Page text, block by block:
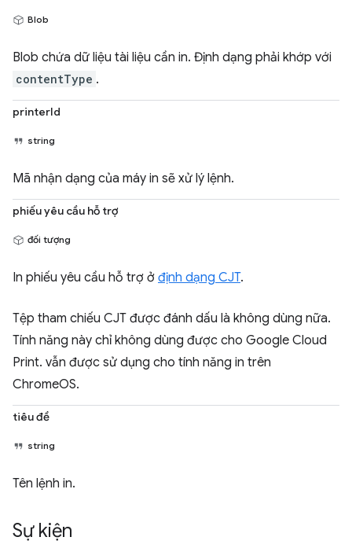
Blob
Blob chứa dữ liệu tài liệu cần in. Định dạng phải khớp với
contentType .
printerId
string
Mã nhận dạng của máy in sẽ xử lý lệnh.
phiếu yêu cầu hỗ trợ
đối tượng
In phiếu yêu cầu hỗ trợ ở định dạng CJT.
Tệp tham chiếu CJT được đánh dấu là không dùng nữa.
Tính năng này chỉ không dùng được cho Google Cloud
Print. vẫn được sử dụng cho tính năng in trên
ChromeOS.
tiêu đề
string
Tên lệnh in.
Sự kiện